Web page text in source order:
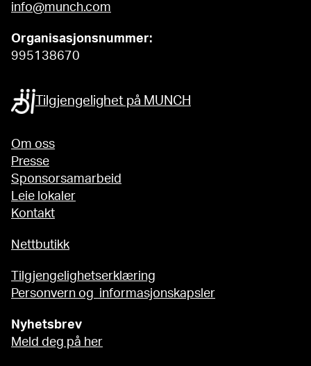
info@munch.com
Organisasjonsnummer:
995138670
Tilgjengelighet på MUNCH
Om oss
Presse
Sponsorsamarbeid
Leie lokaler
Kontakt
Nettbutikk
Tilgjengelighetserklæring
Personvern og informasjonskapsler
Nyhetsbrev
Meld deg på her